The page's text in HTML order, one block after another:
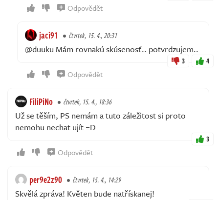
Odpovědět
jaci91 čtvrtek, 15. 4., 20:31
@duuku Mám rovnakú skúsenosť.. potvrdzujem..
3 4
Odpovědět
FiliPiNo čtvrtek, 15. 4., 18:36
Už se těším, PS nemám a tuto záležitost si proto
nemohu nechat ujít =D
3
Odpovědět
per9e2z90 čtvrtek, 15. 4., 14:29
Skvělá zpráva! Květen bude natřískanej!